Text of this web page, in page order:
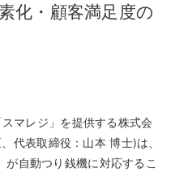
化・顧客満足度の
マレジ」を提供する株式会
代表取締役：山本 博士)は、
自動つり銭機に対応するこ